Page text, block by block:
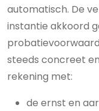
automatisch. De
instantie akkoord
steeds concreet
rekening met:
de ernst en